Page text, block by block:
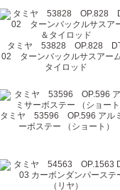
タミヤ 53828 OP.828
02 ターンバックルサスアー
タイロッド
タミヤ 53596 OP.596 アル
ーボステー （ショート）